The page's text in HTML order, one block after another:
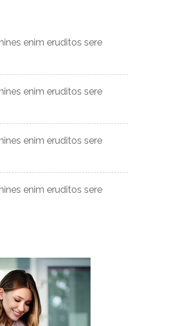
enim eruditos sere
enim eruditos sere
enim eruditos sere
enim eruditos sere